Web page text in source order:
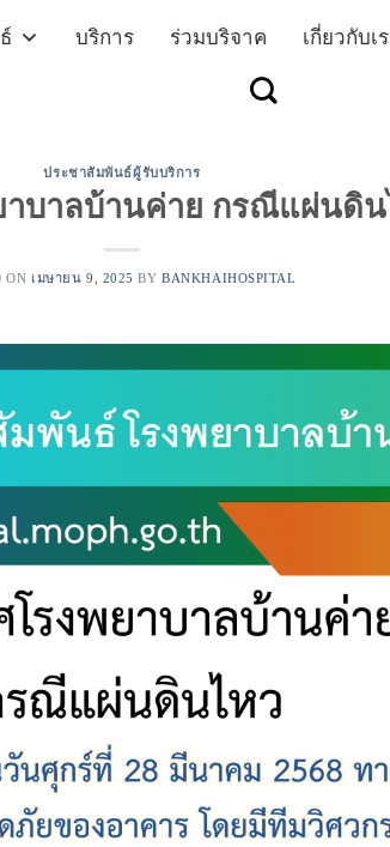
บริการ ร่วมบริจาค เกี่ยวกับเ
ประชาสัมพันธ์ผู้รับบริการ
าบาลบ้านค่าย กรณีแผ่นดิ
ON เมษายน 9, 2025 BYBANKHAIHOSPITAL